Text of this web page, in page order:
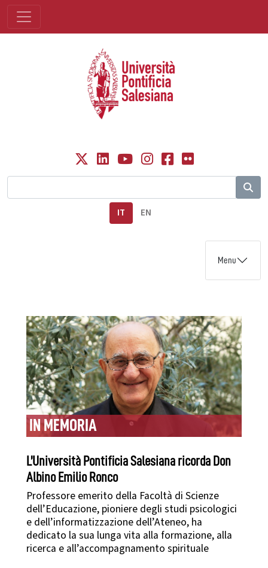
IT EN
Menu
IN MEMORIA
L’Università Pontificia Salesiana ricorda Don
Albino Emilio Ronco
Professore emerito della Facoltà di Scienze
dell’Educazione, pioniere degli studi psicologici
e dell’informatizzazione dell’Ateneo, ha
dedicato la sua lunga vita alla formazione, alla
ricerca e all’accompagnamento spirituale